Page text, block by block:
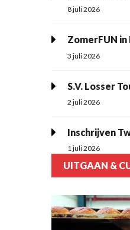
8 juli 2026
ZomerFUN
3 juli 2026
S.V. Losser
2 juli 2026
Inschrijven
1 juli 2026
UITGAAN &